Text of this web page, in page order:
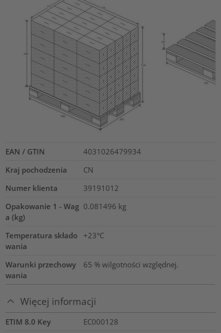
EAN / GTIN
4031026479934
Kraj pochodzenia
CN
Numer klienta
39191012
Opakowanie 1 - Wag
a (kg)
0.081496 kg
Temperatura składo
wania
+23°C
Warunki przechowy
wania
65 % wilgotności względnej.
Więcej informacji
ETIM 8.0 Key
EC000128